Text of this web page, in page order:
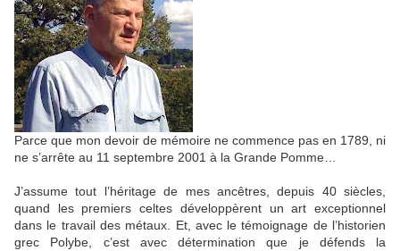
Parce que mon devoir de mémoire ne commence pas en 1789, ni
ne s’arrête au 11 septembre 2001 à la Grande Pomme…
J’assume tout l’héritage de mes ancêtres, depuis 40 siècles,
quand les premiers celtes développèrent un art exceptionnel
dans le travail des métaux. Et, avec le témoignage de l’historien
grec Polybe, c’est avec détermination que je défends la